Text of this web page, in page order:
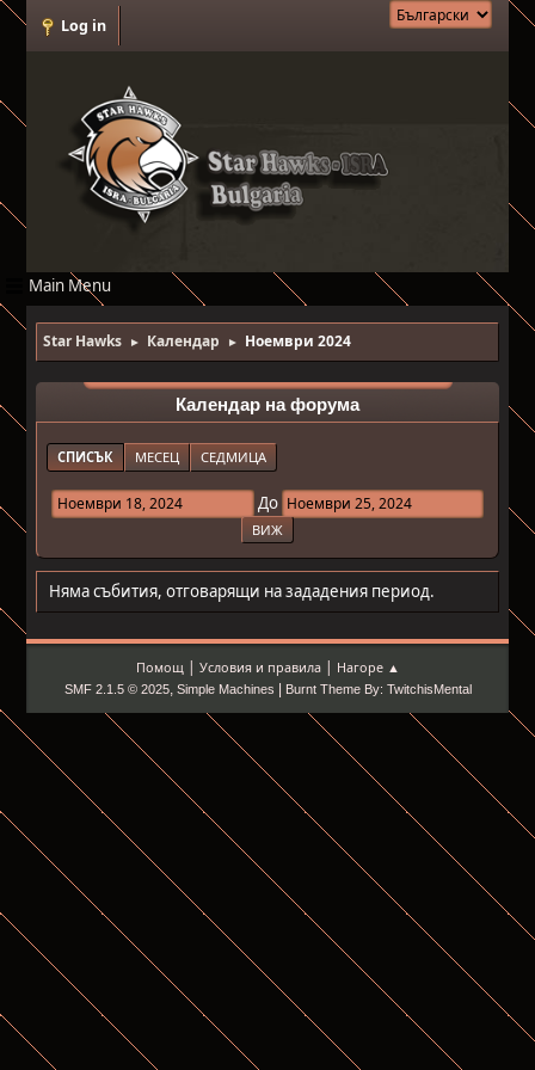
Log in
Main Menu
Star Hawks ► Календар ► Ноември 2024
Календар на форума
СПИСЪК МЕСЕЦ СЕДМИЦА
До
Няма събития, отговарящи на зададения период.
Помощ| Условия и правила| Нагоре ▲
SMF 2.1.5 © 2025, Simple Machines Burnt Theme By: TwitchisMental